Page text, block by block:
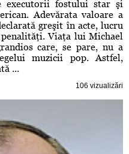
executorii fostului star şi
Adevărata valoare a
greşit în acte, lucru
Viaţa lui Michael
care, se pare, nu a
muzicii pop. Astfel,
...
106 vizualizări